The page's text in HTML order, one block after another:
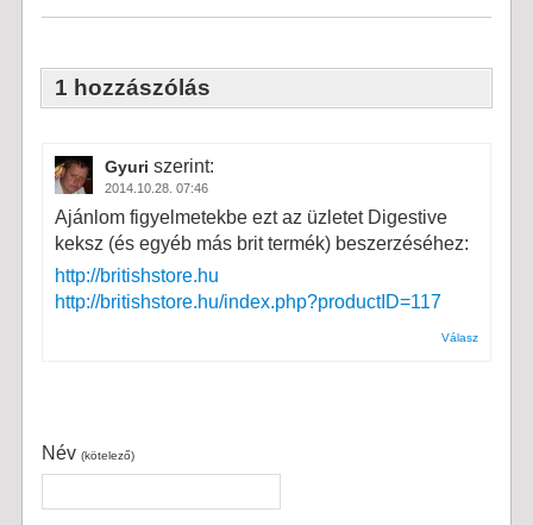
1 hozzászólás
Gyuri szerint:
2014.10.28. 07:46
Ajánlom figyelmetekbe ezt az üzletet Digestive
keksz (és egyéb más brit termék) beszerzéséhez:
http://britishstore.hu
http://britishstore.hu/index.php?productID=117
Válasz
Név (kötelező)